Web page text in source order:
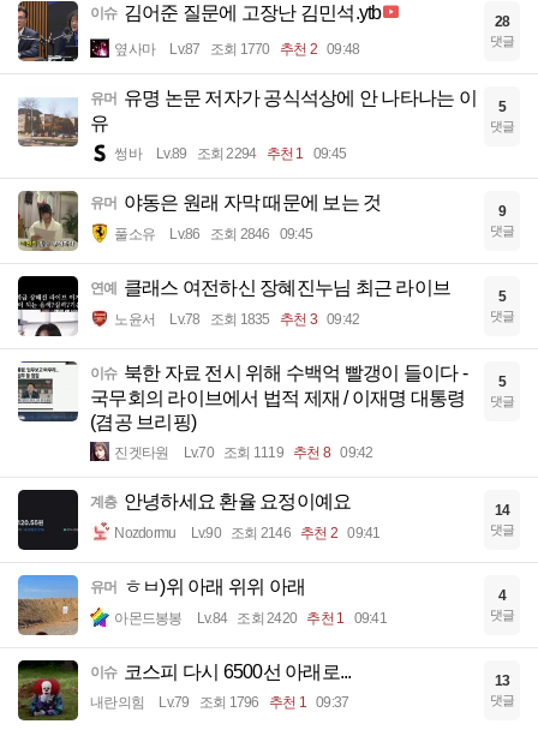
이슈 김어준 질문에 고장난 김민석.ytb
옆사마 Lv.87 조회 1770 추천 2 09:48
28
댓글
유머 유명 논문 저자가 공식석상에 안 나타나는 이
유
썽바 Lv.89 조회 2294 추천 1 09:45
5
댓글
유머 야동은 원래 자막 때문에 보는 것
풀소유 Lv.86 조회 2846 09:45
9
댓글
연예 클래스 여전하신 장혜진누님 최근 라이브
노윤서 Lv.78 조회 1835 추천 3 09:42
5
댓글
이슈 북한 자료 전시 위해 수백억 빨갱이 들이다 -
국무회의 라이브에서 법적 제재 / 이재명 대통령
(겸공 브리핑)
진겟타원 Lv.70 조회 1119 추천 8 09:42
5
댓글
계층 안녕하세요 환율 요정이예요
Nozdormu Lv.90 조회 2146 추천 2 09:41
14
댓글
유머 ㅎㅂ)위 아래 위위 아래
아몬드봉봉 Lv.84 조회 2420 추천 1 09:41
4
댓글
이슈 코스피 다시 6500선 아래로...
내란의힘 Lv.79 조회 1796 추천 1 09:37
13
댓글